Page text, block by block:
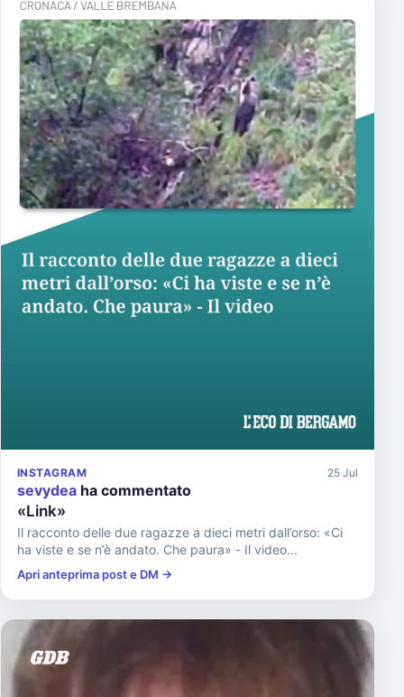
INSTAGRAM 25 Jul
sevydea ha commentato
«Link»
Il racconto delle due ragazze a dieci metri dall’orso: «Ci
ha viste e se n’è andato. Che paura» - Il video...
Apri anteprima post e DM →